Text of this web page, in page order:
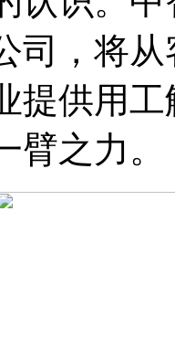
司，将
提供用
臂之力。